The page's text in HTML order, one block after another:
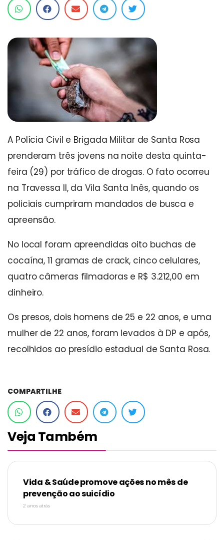
A Polícia Civil e Brigada Militar de Santa Rosa
prenderam três jovens na noite desta quinta-
feira (29) por tráfico de drogas. O fato ocorreu
na Travessa II, da Vila Santa Inês, quando os
policiais cumpriram mandados de busca e
apreensão.
No local foram apreendidas oito buchas de
cocaína, 11 gramas de crack, cinco celulares,
quatro câmeras filmadoras e R$ 3.212,00 em
dinheiro.
Os presos, dois homens de 25 e 22 anos, e uma
mulher de 22 anos, foram levados à DP e após,
recolhidos ao presídio estadual de Santa Rosa.
COMPARTILHE
Veja Também
Vida & Saúde promove ações no mês de
prevenção ao suicídio
2 anos atrás